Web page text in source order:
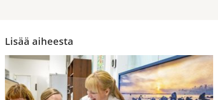
Lisää aiheesta